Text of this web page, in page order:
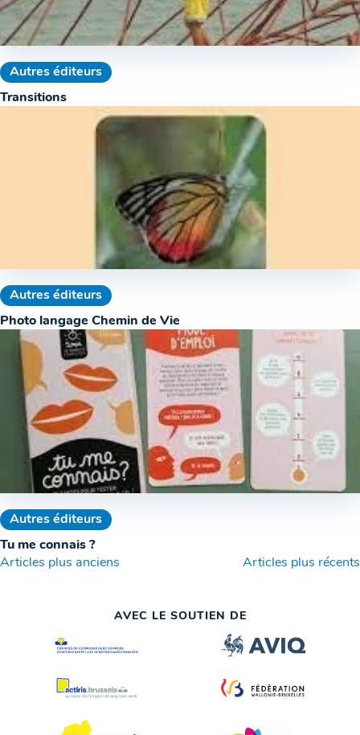
Autres éditeurs
Transitions
Autres éditeurs
Photo langage Chemin de Vie
Autres éditeurs
Tu me connais ?
Navigation
articles
Articles plus anciens Articles plus récents
AVEC LE SOUTIEN DE